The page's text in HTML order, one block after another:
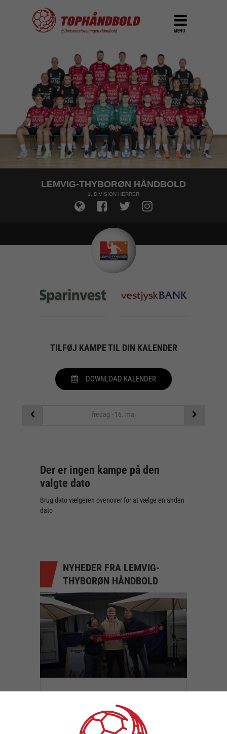
MENU
LEMVIG-THYBORØN HÅNDBOLD
1. DIVISION HERRER
TILFØJ KAMPE TIL DIN KALENDER
DOWNLOAD KALENDER
fredag - 16. maj
Der er ingen kampe på den
valgte dato
Brug dato vælgeren ovenover for at vælge en anden
dato
NYHEDER FRA LEMVIG-
THYBORØN HÅNDBOLD
personlig sponsor for Mads
Stensgård